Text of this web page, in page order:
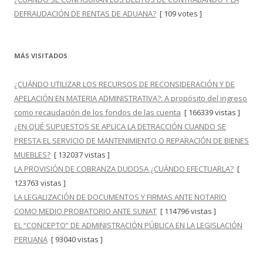
DEFRAUDACIÓN DE RENTAS DE ADUANA? [ 109 votes ]
MÁS VISITADOS
¿CUÁNDO UTILIZAR LOS RECURSOS DE RECONSIDERACIÓN Y DE
APELACIÓN EN MATERIA ADMINISTRATIVA?: A propósito del ingreso
como recaudación de los fondos de las cuenta [ 166339 vistas ]
¿EN QUÉ SUPUESTOS SE APLICA LA DETRACCIÓN CUANDO SE
PRESTA EL SERVICIO DE MANTENIMIENTO O REPARACIÓN DE BIENES
MUEBLES? [ 132037 vistas ]
LA PROVISIÓN DE COBRANZA DUDOSA ¿CUÁNDO EFECTUARLA? [
123763 vistas ]
LA LEGALIZACIÓN DE DOCUMENTOS Y FIRMAS ANTE NOTARIO
COMO MEDIO PROBATORIO ANTE SUNAT [ 114796 vistas ]
EL “CONCEPTO” DE ADMINISTRACIÓN PÚBLICA EN LA LEGISLACIÓN
PERUANA [ 93040 vistas ]